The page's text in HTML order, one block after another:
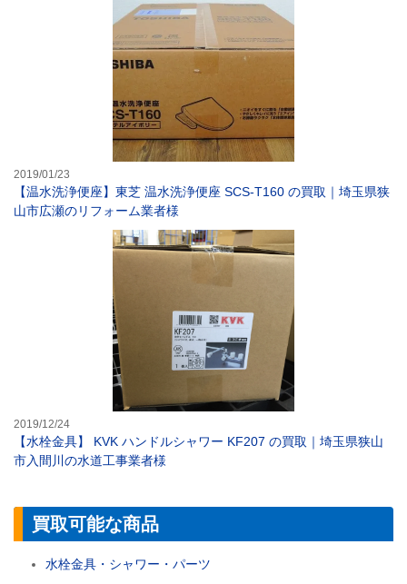
2019/01/23
【温水洗浄便座】東芝 温水洗浄便座 SCS-T160 の買取｜埼玉県狭
山市広瀬のリフォーム業者様
2019/12/24
【水栓金具】 KVK ハンドルシャワー KF207 の買取｜埼玉県狭山
市入間川の水道工事業者様
買取可能な商品
水栓金具・シャワー・パーツ